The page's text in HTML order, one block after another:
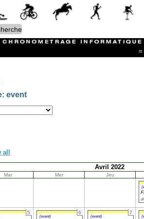
=
event
all
Avril 2022
Mar Mer Jeu
5 6
(event)
7
(event)